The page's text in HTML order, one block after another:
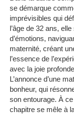
se démarque
imprévisibles qui
l’âge de 32 ans,
d’émotions,
maternité, créant
l’essence de
avec la joie
L’annonce d’une
bonheur, qui
son entourage. À ce
chapitre se mêle à